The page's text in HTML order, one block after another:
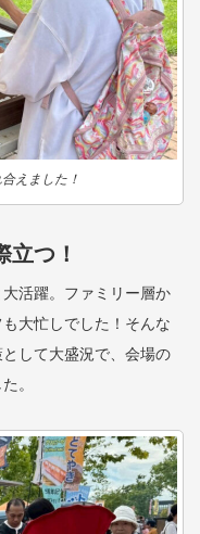
えました！
立つ！
活躍。ファミリー層か
大忙しでした！そんな
して大盛況で、会場の
。